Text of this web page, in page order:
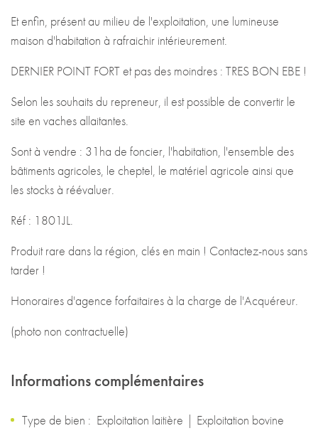
Et enfin, présent au milieu de l'exploitation, une lumineuse
maison d'habitation à rafraichir intérieurement.
DERNIER POINT FORT et pas des moindres : TRES BON EBE !
Selon les souhaits du repreneur, il est possible de convertir le
site en vaches allaitantes.
Sont à vendre : 31ha de foncier, l'habitation, l'ensemble des
bâtiments agricoles, le cheptel, le matériel agricole ainsi que
les stocks à réévaluer.
Réf : 1801JL.
Produit rare dans la région, clés en main ! Contactez-nous sans
tarder !
Honoraires d'agence forfaitaires à la charge de l'Acquéreur.
(photo non contractuelle)
Informations complémentaires
Type de bien : Exploitation laitière | Exploitation bovine